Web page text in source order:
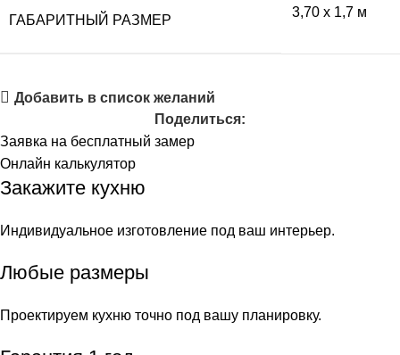
ГАБАРИТНЫЙ РАЗМЕР
3,70 x 1,7 м
Добавить в список желаний
Поделиться:
Заявка на бесплатный замер
Онлайн калькулятор
Закажите кухню
Индивидуальное изготовление под ваш интерьер.
Любые размеры
Проектируем кухню точно под вашу планировку.